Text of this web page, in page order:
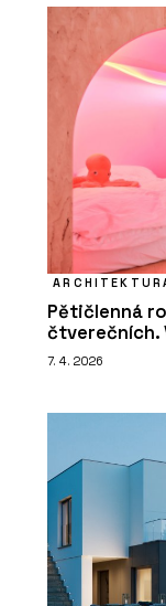
Pětičlenná
čtverečních.
7. 4. 2026